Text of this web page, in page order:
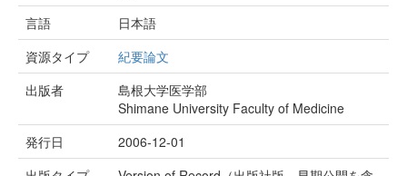
言語
日本語
資源タイプ
紀要論文
出版者
島根大学医学部
Shimane University Faculty of Medicine
発行日
2006-12-01